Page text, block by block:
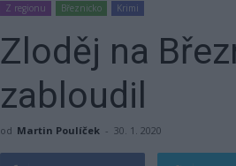
Z regionu Březnicko Krimi
Zloděj na
zabloudil
od Martin Poulíček - 30. 1. 2020